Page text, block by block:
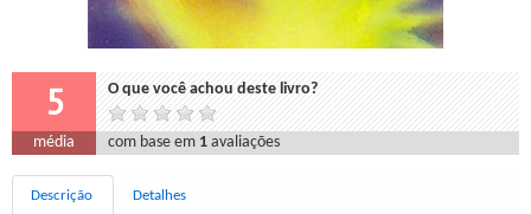
5 O que você achou deste livro?
média com base em 1 avaliações
Descrição Detalhes